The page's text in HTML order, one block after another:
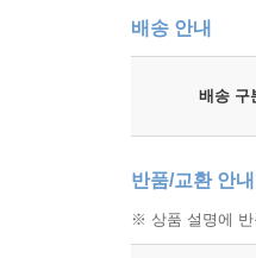
배송 안내
배송 구
반품/교환 안내
※ 상품 설명에 반